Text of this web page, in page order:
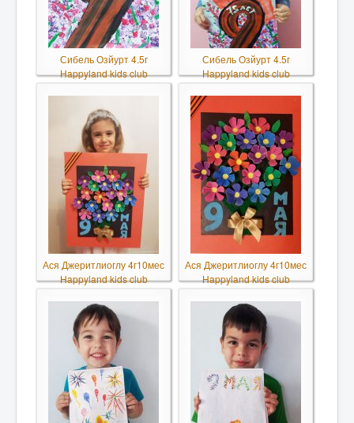
Сибель Озйурт 4.5г
Happyland kids club
Сибель Озйурт 4.5г
Happyland kids club
Ася Джеритлиоглу 4г10мес
Happyland kids club
Ася Джеритлиоглу 4г10мес
Happyland kids club